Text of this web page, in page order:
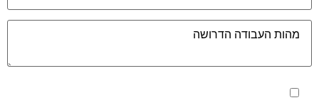
מאשר את תנאי הפרטיות